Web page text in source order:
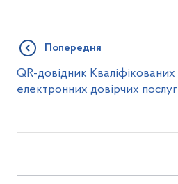
Попередня
QR-довідник Кваліфікованих
електронних довірчих послуг